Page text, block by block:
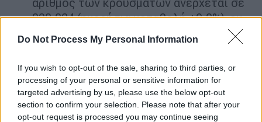
Do Not Process My Personal Information
If you wish to opt-out of the sale, sharing to third parties, or
processing of your personal or sensitive information for
targeted advertising by us, please use the below opt-out
section to confirm your selection. Please note that after your
opt-out request is processed you may continue seeing
838.824 (ημερήσια μεταβολή +0.8%), εκ
των οποίων 50.7% άνδρες. Με βάση τα
επιβεβαιωμένα κρούσματα των
τελευταίων 7 ημερών, 105 θεωρούνται
σχετιζόμενα με ταξίδι από το
εξωτερικό και 2.727 είναι σχετιζόμενα
με ήδη γνωστό κρούσμα.